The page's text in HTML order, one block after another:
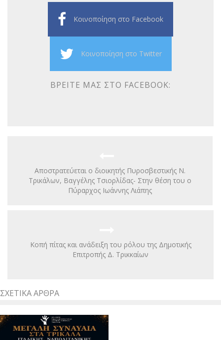
Κοινοποίηση στο Facebook
Κοινοποίηση στο Twitter
ΒΡΕΊΤΕ ΜΑΣ ΣΤΟ FACEBOOK:
Αποστρατεύεται ο διοικητής Πυροσβεστικής Ν.
Τρικάλων, Βαγγέλης Τσιορλίδας- Στην θέση του ο
Πύραρχος Ιωάννης Λιάπης
Κοπή πίτας και ανάδειξη του ρόλου της Δημοτικής
Επιτροπής Δ. Τρικκαίων
ΣΧΕΤΙΚΆ ΆΡΘΡΑ